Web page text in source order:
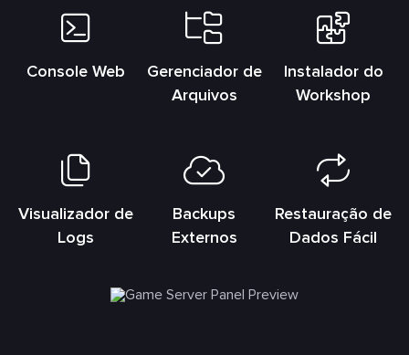
Console Web
Gerenciador de
Arquivos
Instalador do
Workshop
Visualizador de
Logs
Backups
Externos
Restauração de
Dados Fácil